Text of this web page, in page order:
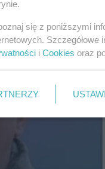
się z poniższymi
i Cookies oraz